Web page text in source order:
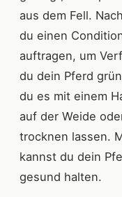
aus dem Fell.
du einen
auftragen, um
du dein Pferd
du es mit einem
auf der Weide
trocknen lassen.
kannst du dein
gesund halten.